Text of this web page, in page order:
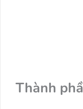
Thành